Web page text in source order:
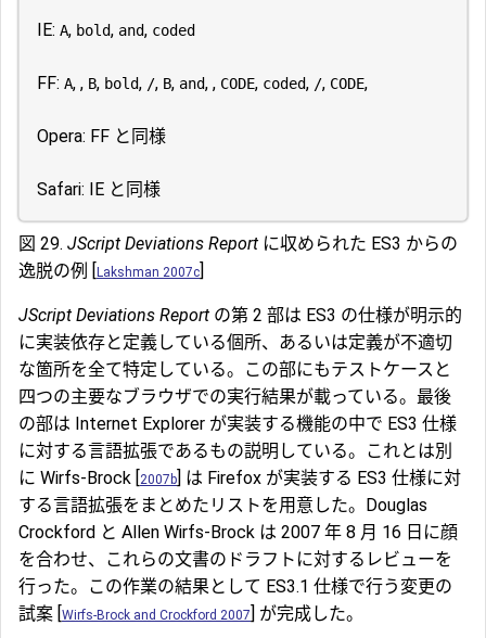
IE: A, bold, and, coded
FF: A, , B, bold, /, B, and, , CODE, coded, /, CODE,
Opera: FF と同様
Safari: IE と同様
図 29. JScript Deviations Report に収められた ES3 からの
逸脱の例 [Lakshman 2007c]
JScript Deviations Report の第 2 部は ES3 の仕様が明示的
に実装依存と定義している個所、あるいは定義が不適切
な箇所を全て特定している。この部にもテストケースと
四つの主要なブラウザでの実行結果が載っている。最後
の部は Internet Explorer が実装する機能の中で ES3 仕様
に対する言語拡張であるもの説明している。これとは別
に Wirfs-Brock [2007b] は Firefox が実装する ES3 仕様に対
する言語拡張をまとめたリストを用意した。Douglas
Crockford と Allen Wirfs-Brock は 2007 年 8 月 16 日に顔
を合わせ、これらの文書のドラフトに対するレビューを
行った。この作業の結果として ES3.1 仕様で行う変更の
試案 [Wirfs-Brock and Crockford 2007] が完成した。